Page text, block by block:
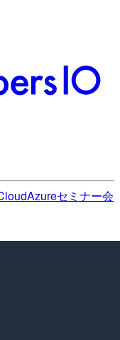
Azureセミナー会